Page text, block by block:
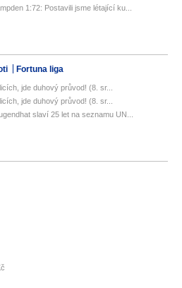
1:72: Postavili jsme létající ku...
Fortuna liga
jde duhový průvod! (8. sr...
jde duhový průvod! (8. sr...
slaví 25 let na seznamu UN...